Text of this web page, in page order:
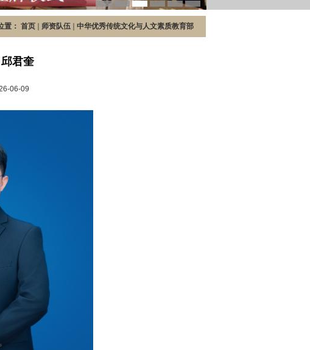
置： 首页 师资队伍 中华优秀传统文化与人文素质教育部
邱君奎
06-09